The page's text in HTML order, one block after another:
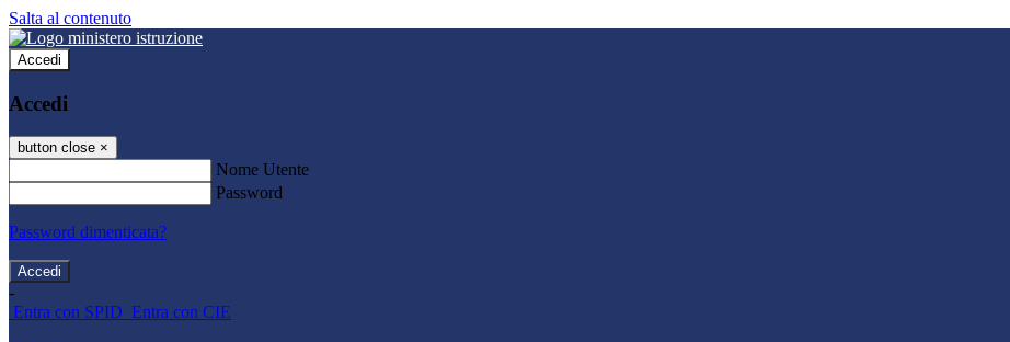
Salta al contenuto
Accedi
Accedi
button close ×
Nome Utente
Password
Password dimenticata?
-
Entra con SPID Entra con CIE